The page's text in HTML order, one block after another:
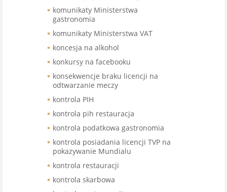
komunikaty Ministerstwa
gastronomia
komunikaty Ministerstwa VAT
koncesja na alkohol
konkursy na facebooku
konsekwencje braku licencji na
odtwarzanie meczy
kontrola PIH
kontrola pih restauracja
kontrola podatkowa gastronomia
kontrola posiadania licencji TVP na
pokazywanie Mundialu
kontrola restauracji
kontrola skarbowa